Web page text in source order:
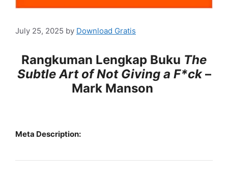
July 25, 2025 by Download Gratis
Rangkuman Lengkap Buku The
Subtle Art of Not Giving a F*ck–
Mark Manson
Meta Description: